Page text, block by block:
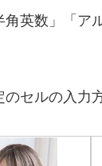
英数」「ア
セルの入力